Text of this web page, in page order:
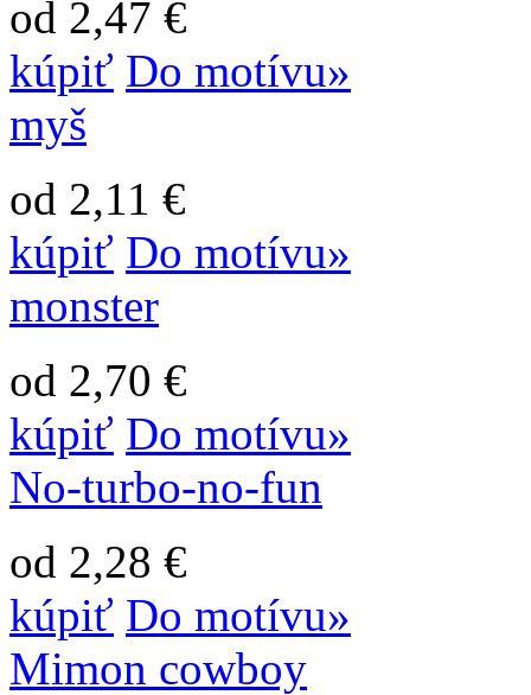
od 2,47 €
kúpiť Do motívu»
myš
od 2,11 €
kúpiť Do motívu»
monster
od 2,70 €
kúpiť Do motívu»
No-turbo-no-fun
od 2,28 €
kúpiť Do motívu»
Mimon cowboy